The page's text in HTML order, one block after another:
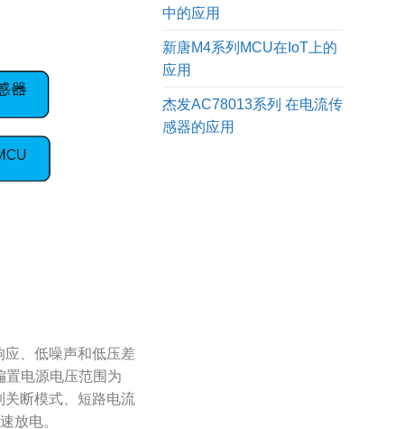
应、低噪声和低压差
置电源电压范围为
关断模式、短路电流
放电。
中的应用
新唐M4系列MCU在IoT上的
应用
杰发AC78013系列 在电流传
感器的应用